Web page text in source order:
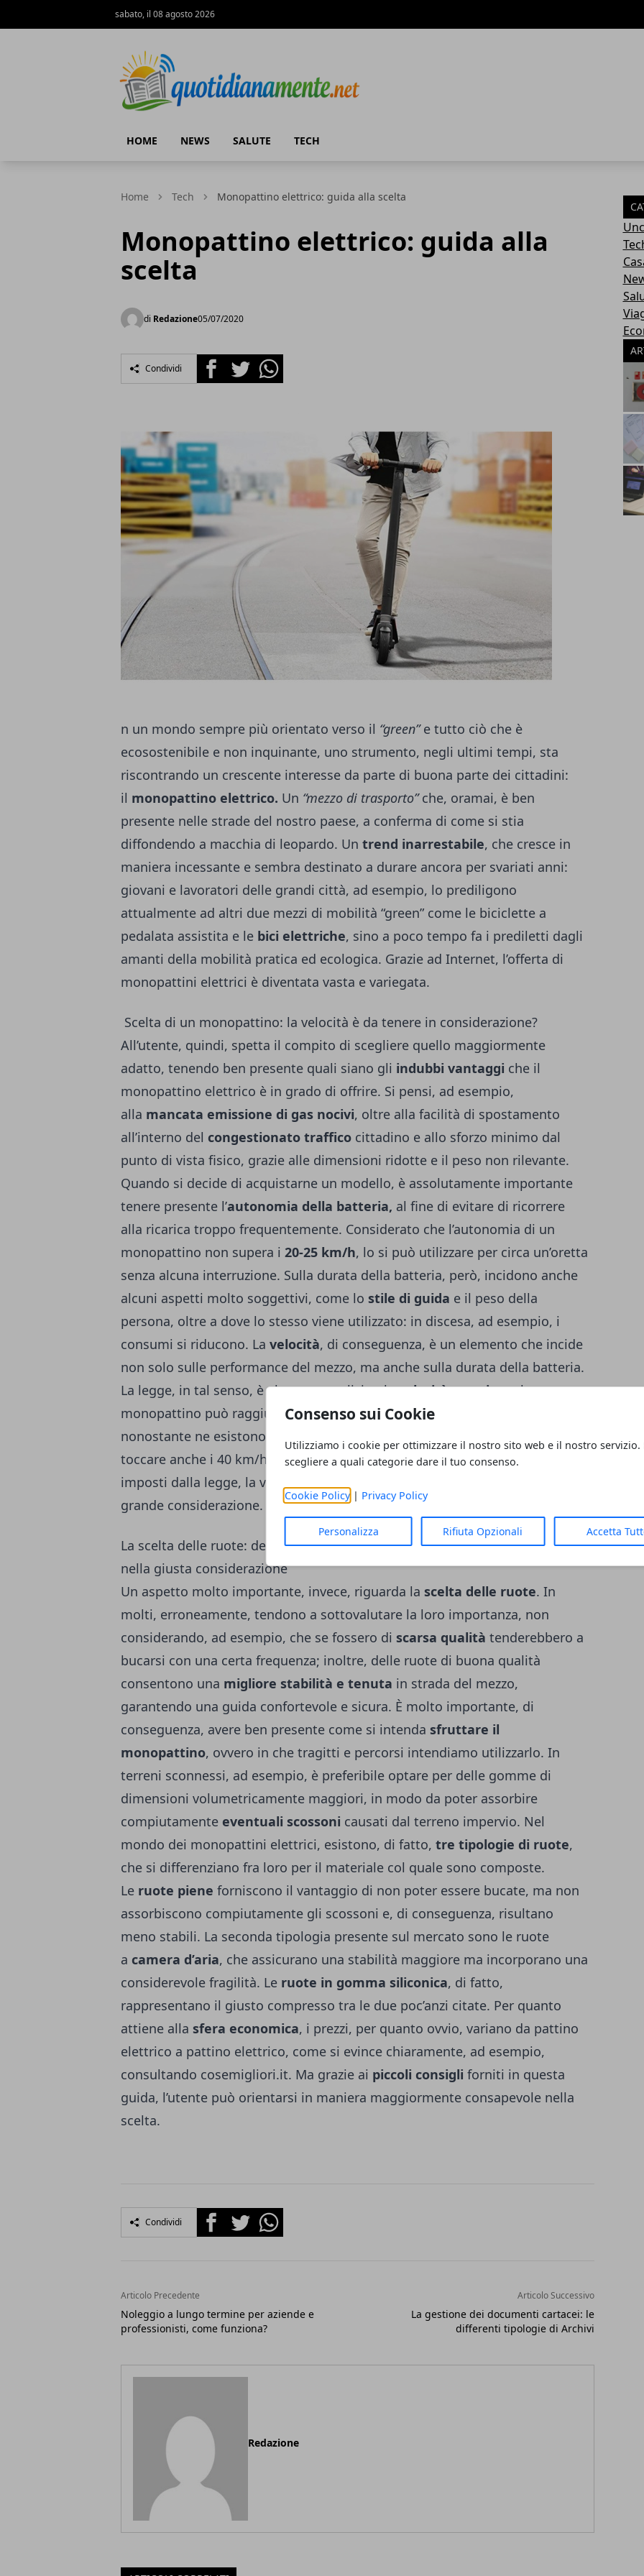
Consenso sui Cookie
Utilizziamo i cookie per ottimizzare il nostro sito web e il nostro servizio.
scegliere a quali categorie dare il tuo consenso.
Cookie Policy| Privacy Policy
Personalizza Rifiuta Opzionali Accetta
sabato, il 08 agosto 2026
HOME NEWS SALUTE TECH
Home Tech Monopattino elettrico: guida alla scelta
Monopattino elettrico: guida alla
scelta
di Redazione05/07/2020
Condividi FacebookTwitterWhatsapp
n un mondo sempre più orientato verso il “green”e tutto ciò che è
ecosostenibile e non inquinante, uno strumento, negli ultimi tempi, sta
riscontrando un crescente interesse da parte di buona parte dei cittadini:
il monopattino elettrico. Un “mezzo di trasporto”che, oramai, è ben
presente nelle strade del nostro paese, a conferma di come si stia
diffondendo a macchia di leopardo. Un trend inarrestabile, che cresce in
maniera incessante e sembra destinato a durare ancora per svariati anni:
giovani e lavoratori delle grandi città, ad esempio, lo prediligono
attualmente ad altri due mezzi di mobilità “green” come le biciclette a
pedalata assistita e le bici elettriche, sino a poco tempo fa i prediletti dagli
amanti della mobilità pratica ed ecologica. Grazie ad Internet, l’offerta di
monopattini elettrici è diventata vasta e variegata.
Scelta di un monopattino: la velocità è da tenere in considerazione?
All’utente, quindi, spetta il compito di scegliere quello maggiormente
adatto, tenendo ben presente quali siano gli indubbi vantaggi che il
monopattino elettrico è in grado di offrire. Si pensi, ad esempio,
alla mancata emissione di gas nocivi, oltre alla facilità di spostamento
all’interno del congestionato traffico cittadino e allo sforzo minimo dal
punto di vista fisico, grazie alle dimensioni ridotte e il peso non rilevante.
Quando si decide di acquistarne un modello, è assolutamente importante
tenere presente l’autonomia della batteria, al fine di evitare di ricorrere
alla ricarica troppo frequentemente. Considerato che l’autonomia di un
monopattino non supera i 20-25 km/h, lo si può utilizzare per circa un’oretta
senza alcuna interruzione. Sulla durata della batteria, però, incidono anche
alcuni aspetti molto soggettivi, come lo stile di guida e il peso della
persona, oltre a dove lo stesso viene utilizzato: in discesa, ad esempio, i
consumi si riducono. La velocità, di conseguenza, è un elemento che incide
non solo sulle performance del mezzo, ma anche sulla durata della batteria.
La legge, in tal senso, è alquanto esplicita: lavelocità massimache un
monopattino può raggiungere su strade e piste ciclabili, è pari a 25 km/h,
nonostante ne esistono alcuni, ovviamente
toccare anche i 40 km/h. Nella scelta di un utente, considerati i limiti
imposti dalla legge, la velocità non è certamente un elemento da tenere in
grande considerazione.
La scelta delle ruote: decisione di rilevante importanza, spesso non tenuta
nella giusta considerazione
Un aspetto molto importante, invece, riguarda la scelta delle ruote. In
molti, erroneamente, tendono a sottovalutare la loro importanza, non
considerando, ad esempio, che se fossero di scarsa qualità tenderebbero a
bucarsi con una certa frequenza; inoltre, delle ruote di buona qualità
consentono una migliore stabilità e tenuta in strada del mezzo,
garantendo una guida confortevole e sicura. È molto importante, di
conseguenza, avere ben presente come si intenda sfruttare il
monopattino, ovvero in che tragitti e percorsi intendiamo utilizzarlo. In
terreni sconnessi, ad esempio, è preferibile optare per delle gomme di
dimensioni volumetricamente maggiori, in modo da poter assorbire
compiutamente eventuali scossoni causati dal terreno impervio. Nel
mondo dei monopattini elettrici, esistono, di fatto, tre tipologie di ruote,
che si differenziano fra loro per il materiale col quale sono composte.
Le ruote piene forniscono il vantaggio di non poter essere bucate, ma non
assorbiscono compiutamente gli scossoni e, di conseguenza, risultano
meno stabili. La seconda tipologia presente sul mercato sono le ruote
a camera d’aria, che assicurano una stabilità maggiore ma incorporano una
considerevole fragilità. Le ruote in gomma siliconica, di fatto,
rappresentano il giusto compresso tra le due poc’anzi citate. Per quanto
attiene alla sfera economica, i prezzi, per quanto ovvio, variano da pattino
elettrico a pattino elettrico, come si evince chiaramente, ad esempio,
consultando cosemigliori.it. Ma grazie ai piccoli consigli forniti in questa
guida, l’utente può orientarsi in maniera maggiormente consapevole nella
scelta.
Condividi FacebookTwitterWhatsapp
Articolo Precedente
Noleggio a lungo termine per aziende e
professionisti, come funziona?
Articolo Successivo
La gestione dei documenti cartacei: le
differenti tipologie di Archivi
Redazione